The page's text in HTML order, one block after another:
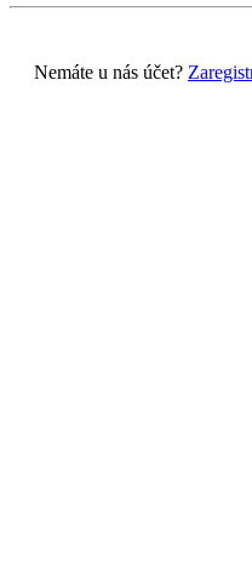
Nemáte u nás účet?